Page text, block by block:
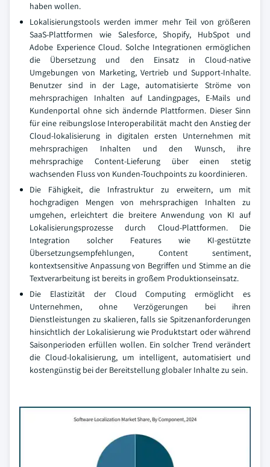
haben wollen.
Lokalisierungstools werden immer mehr Teil von größeren
SaaS-Plattformen wie Salesforce, Shopify, HubSpot und
Adobe Experience Cloud. Solche Integrationen ermöglichen
die Übersetzung und den Einsatz in Cloud-native
Umgebungen von Marketing, Vertrieb und Support-Inhalte.
Benutzer sind in der Lage, automatisierte Ströme von
mehrsprachigen Inhalten auf Landingpages, E-Mails und
Kundenportal ohne sich ändernde Plattformen. Dieser Sinn
für eine reibungslose Interoperabilität macht den Anstieg der
Cloud-lokalisierung in digitalen ersten Unternehmen mit
mehrsprachigen Inhalten und den Wunsch, ihre
mehrsprachige Content-Lieferung über einen stetig
wachsenden Fluss von Kunden-Touchpoints zu koordinieren.
Die Fähigkeit, die Infrastruktur zu erweitern, um mit
hochgradigen Mengen von mehrsprachigen Inhalten zu
umgehen, erleichtert die breitere Anwendung von KI auf
Lokalisierungsprozesse durch Cloud-Plattformen. Die
Integration solcher Features wie KI-gestützte
Übersetzungsempfehlungen, Content sentiment,
kontextsensitive Anpassung von Begriffen und Stimme an die
Textverarbeitung ist bereits in großem Produktionseinsatz.
Die Elastizität der Cloud Computing ermöglicht es
Unternehmen, ohne Verzögerungen bei ihren
Dienstleistungen zu skalieren, falls sie Spitzenanforderungen
hinsichtlich der Lokalisierung wie Produktstart oder während
Saisonperioden erfüllen wollen. Ein solcher Trend verändert
die Cloud-lokalisierung, um intelligent, automatisiert und
kostengünstig bei der Bereitstellung globaler Inhalte zu sein.